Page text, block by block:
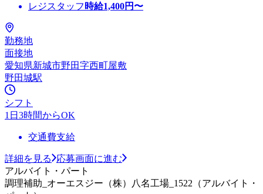
レジスタッフ 時給1,400円〜
勤務地
面接地
愛知県新城市野田字西町屋敷
野田城駅
シフト
1日3時間からOK
交通費支給
詳細を見る
応募画面に進む
アルバイト・パート
調理補助_オーエスジー（株）八名工場_1522（アルバイト・